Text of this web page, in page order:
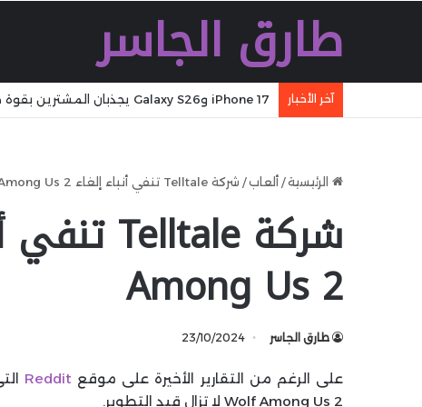
طارق الجاسر
آخر الأخبار
الرئيسية/ ألعاب/ شركة Telltale تنفي أنباء إلغاء The Wolf Among Us 2
Among Us 2
طارق الجاسر 23/10/2024
على الرغم من التقارير الأخيرة على موقع Reddit
Wolf Among Us 2 لا تزال قيد التطوير.